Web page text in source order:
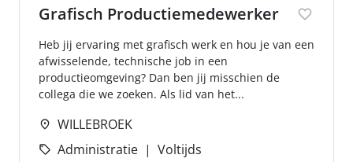
Grafisch Productiemedewerker
Heb jij ervaring met grafisch werk en hou je van een
afwisselende, technische job in een
productieomgeving? Dan ben jij misschien de
collega die we zoeken. Als lid van het...
WILLEBROEK
Administratie
Voltijds